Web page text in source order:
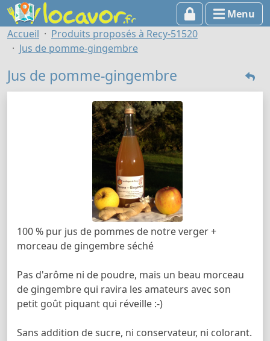
Menu
Accueil
Produits proposés à Recy-51520
Jus de pomme-gingembre
Jus de pomme-gingembre
100 % pur jus de pommes de notre verger +
morceau de gingembre séché
Pas d'arôme ni de poudre, mais un beau morceau
de gingembre qui ravira les amateurs avec son
petit goût piquant qui réveille :-)
Sans addition de sucre, ni conservateur, ni colorant.